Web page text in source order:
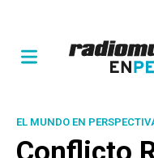
EL MUNDO EN